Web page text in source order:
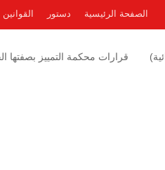
الصفحة الرئيسية دستور القوانين
قرارات محكمة التمييز بصفتها